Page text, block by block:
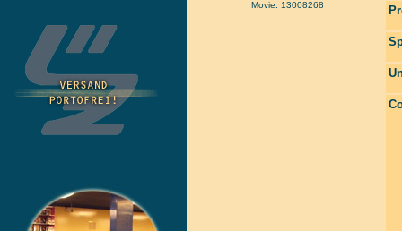
Movie: 13008268